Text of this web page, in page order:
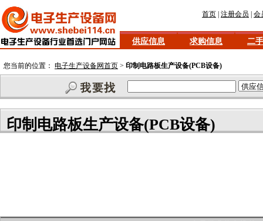
首页 注册会员 会
供应信息 求购信息 二
您当前的位置： 电子生产设备网首页 > 印制电路板生产设备(PCB设备)
印制电路板生产设备(PCB设备)